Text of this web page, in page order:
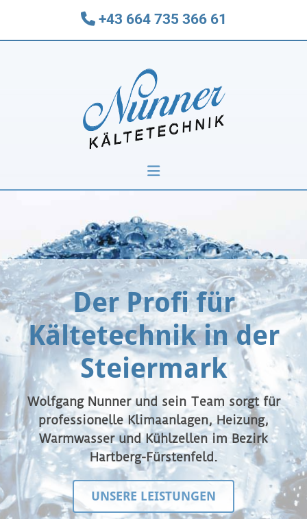
+43 664 735 366 61
Der Profi für
Kältetechnik in der
Steiermark
Wolfgang Nunner und sein Team sorgt für
professionelle Klimaanlagen, Heizung,
Warmwasser und Kühlzellen im Bezirk
Hartberg-Fürstenfeld.
UNSERE LEISTUNGEN